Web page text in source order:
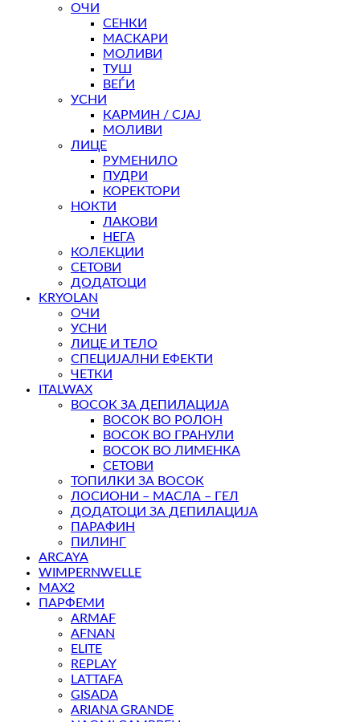
ОЧИ
СЕНКИ
МАСКАРИ
МОЛИВИ
ТУШ
ВЕЃИ
УСНИ
КАРМИН / СЈАЈ
МОЛИВИ
ЛИЦЕ
РУМЕНИЛО
ПУДРИ
КОРЕКТОРИ
НОКТИ
ЛАКОВИ
НЕГА
КОЛЕКЦИИ
СЕТОВИ
ДОДАТОЦИ
KRYOLAN
ОЧИ
УСНИ
ЛИЦЕ И ТЕЛО
СПЕЦИЈАЛНИ ЕФЕКТИ
ЧЕТКИ
ITALWAX
ВОСОК ЗА ДЕПИЛАЦИЈА
ВОСОК ВО РОЛОН
ВОСОК ВО ГРАНУЛИ
ВОСОК ВО ЛИМЕНКА
СЕТОВИ
ТОПИЛКИ ЗА ВОСОК
ЛОСИОНИ – МАСЛА – ГЕЛ
ДОДАТОЦИ ЗА ДЕПИЛАЦИЈА
ПАРАФИН
ПИЛИНГ
ARCAYA
WIMPERNWELLE
MAX2
ПАРФЕМИ
ARMAF
AFNAN
ELITE
REPLAY
LATTAFA
GISADA
ARIANA GRANDE